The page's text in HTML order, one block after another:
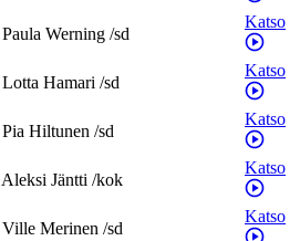
Paula Werning /sd
Katso
Lotta Hamari /sd
Katso
Pia Hiltunen /sd
Katso
Aleksi Jäntti /kok
Katso
Ville Merinen /sd
Katso